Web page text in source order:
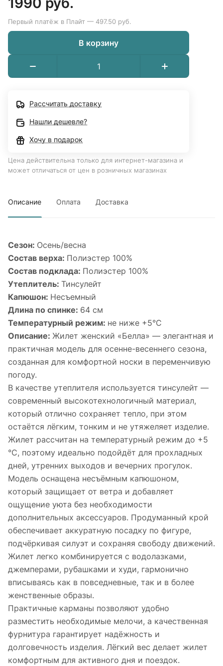
Первый платёж в Плайт — 497.50 руб.
В корзину
Рассчитать доставку
Нашли дешевле?
Хочу в подарок
Цена действительна только для интернет-магазина и
может отличаться от цен в розничных магазинах
Описание Оплата Доставка
Сезон: Осень/весна
Состав верха: Полиэстер 100%
Состав подклада: Полиэстер 100%
Утеплитель: Тинсулейт
Капюшон: Несъемный
Длина по спинке: 64 см
Температурный режим: не ниже +5°С
Описание: Жилет женский «Белла» — элегантная и
практичная модель для осенне-весеннего сезона,
созданная для комфортной носки в переменчивую
погоду.
В качестве утеплителя используется тинсулейт —
современный высокотехнологичный материал,
который отлично сохраняет тепло, при этом
остаётся лёгким, тонким и не утяжеляет изделие.
Жилет рассчитан на температурный режим до +5
°C, поэтому идеально подойдёт для прохладных
дней, утренних выходов и вечерних прогулок.
Модель оснащена несъёмным капюшоном,
который защищает от ветра и добавляет
ощущение уюта без необходимости
дополнительных аксессуаров. Продуманный крой
обеспечивает аккуратную посадку по фигуре,
подчёркивая силуэт и сохраняя свободу движений.
Жилет легко комбинируется с водолазками,
джемперами, рубашками и худи, гармонично
вписываясь как в повседневные, так и в более
женственные образы.
Практичные карманы позволяют удобно
разместить необходимые мелочи, а качественная
фурнитура гарантирует надёжность и
долговечность изделия. Лёгкий вес делает жилет
комфортным для активного дня и поездок.